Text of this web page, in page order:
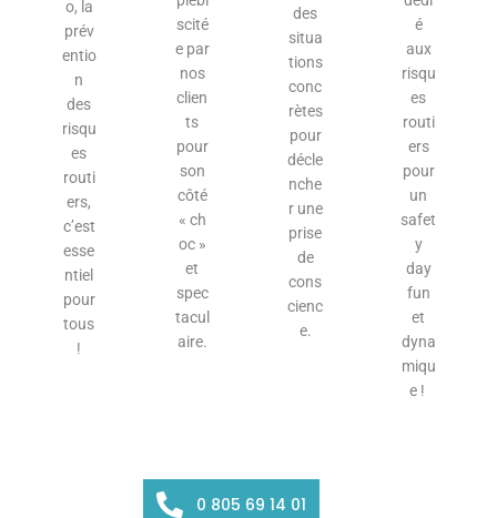
o, la
prév
entio
n
des
risqu
es
routi
ers,
c’est
esse
ntiel
pour
tous
!
scité
e par
nos
clien
ts
pour
son
côté
« ch
oc »
et
spec
tacul
aire.
des
situa
tions
conc
rètes
pour
décle
nche
r une
prise
de
cons
cienc
e.
é
aux
risqu
es
routi
ers
pour
un
safet
y
day
fun
et
dyna
miqu
e !
0 805 69 14 01